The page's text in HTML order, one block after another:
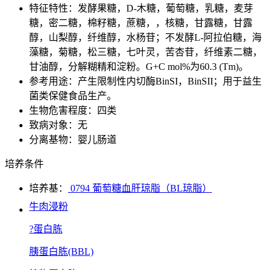
特征特性：发酵果糖，D-木糖，葡萄糖，乳糖，麦芽
糖，密二糖，棉籽糖，蔗糖，，核糖，甘露糖，甘露
醇，山梨醇，纤维醇，水杨苷；不发酵L-阿拉伯糖，海
藻糖，菊糖，松三糖，七叶灵，苦杏苷，纤维素二糖，
甘油醇，分解糊精和淀粉。G+C mol%为60.3 (Tm)。
参考用途：产生限制性内切酶BinSI，BinSII；用于益生
菌类保健食品生产。
生物危害程度：四类
致病对象：无
分离基物：婴儿肠道
培养条件
培养基：
0794 葡萄糖血肝琼脂（BL琼脂）
牛肉浸粉
?蛋白胨
胰蛋白胨(BBL)